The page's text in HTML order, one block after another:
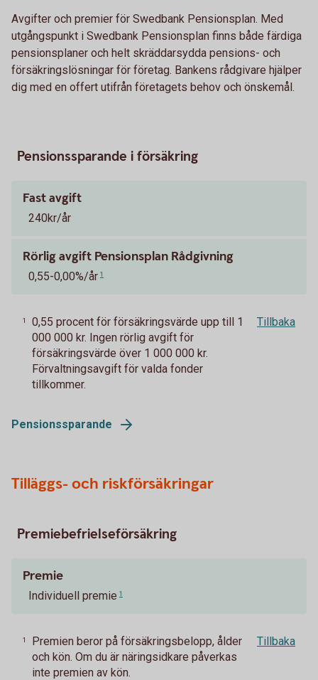
Avgifter och premier för Swedbank Pensionsplan. Med
utgångspunkt i Swedbank Pensionsplan finns både färdiga
pensionsplaner och helt skräddarsydda pensions- och
försäkringslösningar för företag. Bankens rådgivare hjälper
dig med en offert utifrån företagets behov och önskemål.
Pensionssparande i försäkring
Fast avgift
240kr/år
Rörlig avgift Pensionsplan Rådgivning
0,55-0,00%/år 1
1
0,55 procent för försäkringsvärde upp till 1
000 000 kr. Ingen rörlig avgift för
försäkringsvärde över 1 000 000 kr.
Förvaltningsavgift för valda fonder
tillkommer.
Tillbaka
Pensionssparande
Tilläggs- och riskförsäkringar
Premiebefrielseförsäkring
Premie
Individuell premie 1
1
Premien beror på försäkringsbelopp, ålder
och kön. Om du är näringsidkare påverkas
inte premien av kön.
Tillbaka